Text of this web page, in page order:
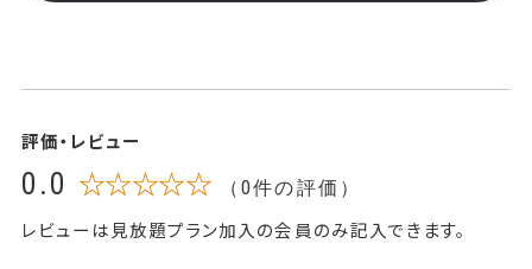
評価・レビュー
0.0 ☆☆☆☆☆ （0件の評価）
レビューは見放題プラン加入の会員のみ記入できます。